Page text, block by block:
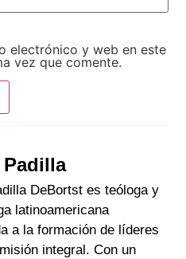
electrónico y web en este
vez que comente.
DeBortst es teóloga y
latinoamericana
a la formación de líderes
integral. Con un